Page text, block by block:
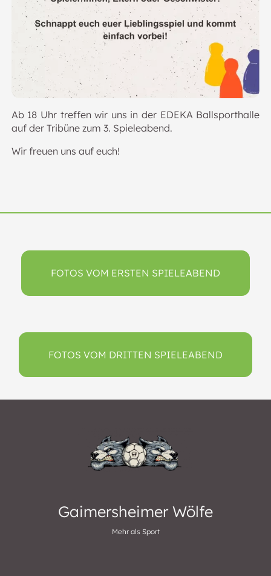
Ab 18 Uhr treffen wir uns in der EDEKA Ballsporthalle
auf der Tribüne zum 3. Spieleabend.
Wir freuen uns auf euch!
FOTOS VOM ERSTEN SPIELEABEND
FOTOS VOM DRITTEN SPIELEABEND
Gaimersheimer Wölfe
Mehr als Sport